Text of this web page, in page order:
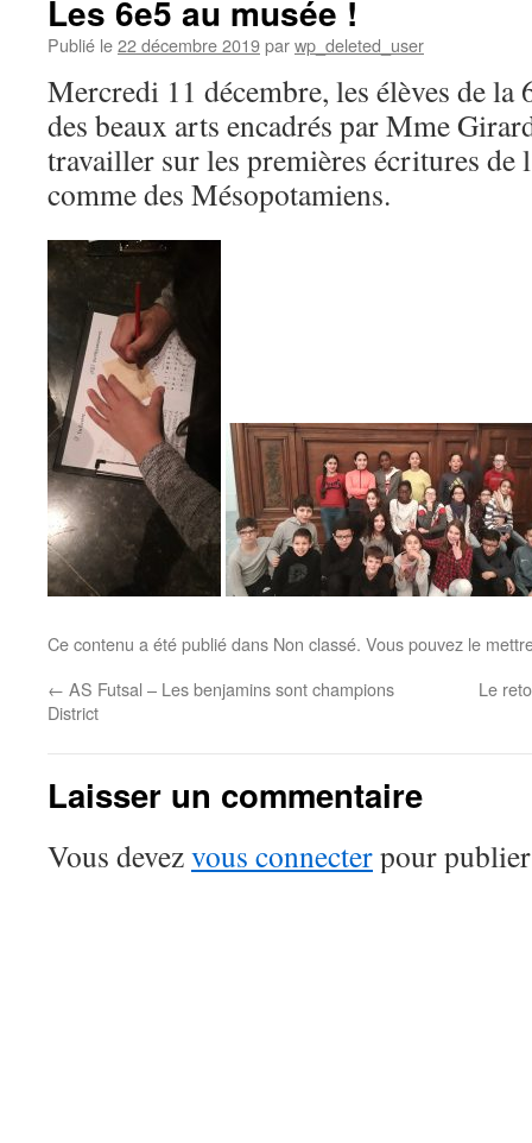
Les 6e5 au musée !
Publié le22 décembre 2019parwp_deleted_user
Mercredi 11 décembre, les élèves de la
des beaux arts encadrés par Mme
travailler sur les premières écritures de
comme des Mésopotamiens.
Ce contenu a été publié dans Non classé. Vous pouvez le
← AS Futsal – Les benjamins sont champions
District
Le
Laisser un commentaire
Vous devezvous connecterpour